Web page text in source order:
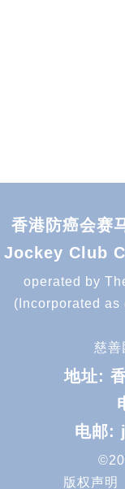
香港防癌会赛
Jockey Club
operated by
(Incorporated
慈善
地址:
电邮:
版权声明